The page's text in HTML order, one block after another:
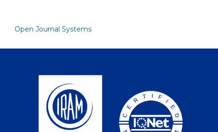
Open Journal Systems